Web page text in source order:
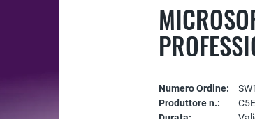
Numero Ordine:
Produttore n.: